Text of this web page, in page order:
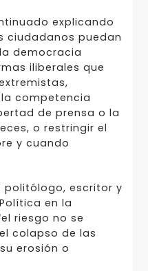
explicando
ciudadanos puedan
democracia
iliberales que
competencia
de prensa o la
o restringir el
y cuando
politólogo, escritor y
en la
riesgo no se
colapso de las
erosión o